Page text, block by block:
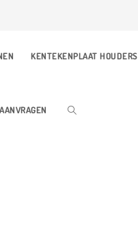
KENTEKENPLAAT HOUDERS